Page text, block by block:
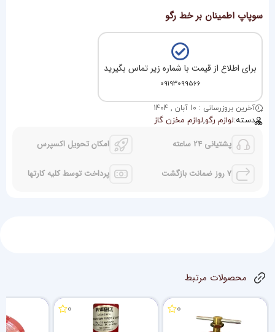
سوپاپ اطمینان بر خط رگو
برای اطلاع از قیمت با شماره زیر تماس بگیرید
09193099566
آخرین بروزرسانی : 10 آبان , 1404
دسته:لوازم رگو,لوازم مخزن گاز
پشتیانی 24 ساعته امکان تحویل اکسپرس
7 روز ضمانت بازگشت پرداخت توسط کلیه کارتها
محصولات مرتبط
0
0